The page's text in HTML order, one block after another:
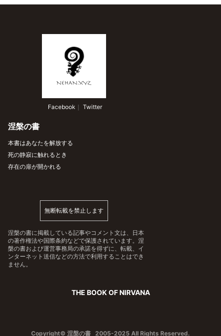
Facebook ｜ Twitter
涅槃の書
本書はあなたを解放する
死の静寂に触れるとき
存在の扉が開かれる
無断転載を禁止します
涅槃の書に掲載している記事やコメント文は、日本
の著作権法や国際条約などで保護されています。涅
槃の書および運営事務局の承諾を得ずに、転載、イ
ンターネット送信などの方法で利用することはでき
ません。
THE BOOK OF NIRVANA
Copyright© 涅槃の書 2005-2025 All Rights Reserved.